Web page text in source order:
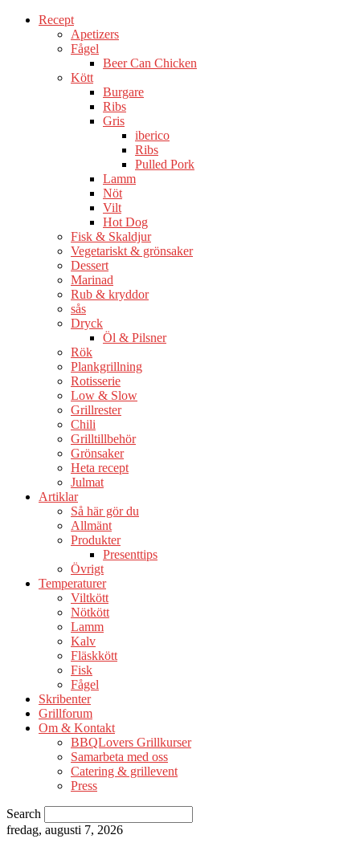
Recept
Apetizers
Fågel
Beer Can Chicken
Kött
Burgare
Ribs
Gris
iberico
Ribs
Pulled Pork
Lamm
Nöt
Vilt
Hot Dog
Fisk & Skaldjur
Vegetariskt & grönsaker
Dessert
Marinad
Rub & kryddor
sås
Dryck
Öl & Pilsner
Rök
Plankgrillning
Rotisserie
Low & Slow
Grillrester
Chili
Grilltillbehör
Grönsaker
Heta recept
Julmat
Artiklar
Så här gör du
Allmänt
Produkter
Presenttips
Övrigt
Temperaturer
Viltkött
Nötkött
Lamm
Kalv
Fläskkött
Fisk
Fågel
Skribenter
Grillforum
Om & Kontakt
BBQLovers Grillkurser
Samarbeta med oss
Catering & grillevent
Press
Search
fredag, augusti 7, 2026